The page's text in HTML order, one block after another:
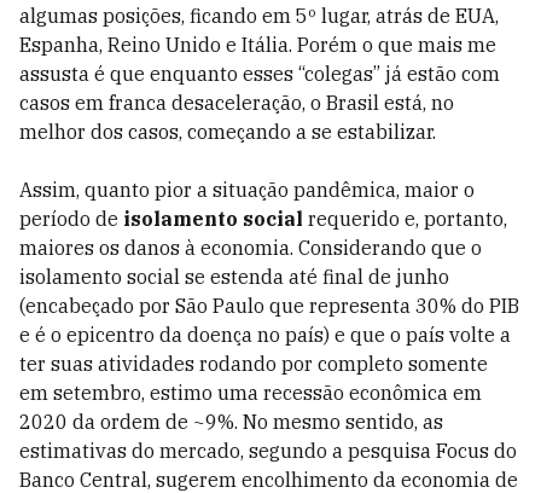
algumas posições, ficando em 5º lugar, atrás de EUA,
Espanha, Reino Unido e Itália. Porém o que mais me
assusta é que enquanto esses “colegas” já estão com
casos em franca desaceleração, o Brasil está, no
melhor dos casos, começando a se estabilizar.
Assim, quanto pior a situação pandêmica, maior o
período de isolamento social requerido e, portanto,
maiores os danos à economia. Considerando que o
isolamento social se estenda até final de junho
(encabeçado por São Paulo que representa 30% do PIB
e é o epicentro da doença no país) e que o país volte a
ter suas atividades rodando por completo somente
em setembro, estimo uma recessão econômica em
2020 da ordem de ~9%. No mesmo sentido, as
estimativas do mercado, segundo a pesquisa Focus do
Banco Central, sugerem encolhimento da economia de